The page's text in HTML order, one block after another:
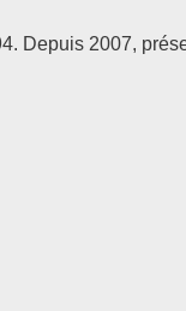
Depuis 2007,